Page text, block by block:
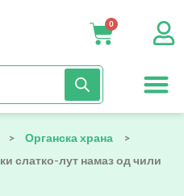
0
> Органска храна
>
слатко-лут намаз од чили